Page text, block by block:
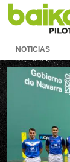
NOTICIAS